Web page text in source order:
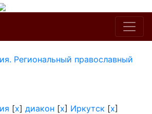
Региональный православный
[x] диакон [x] Иркутск [x]